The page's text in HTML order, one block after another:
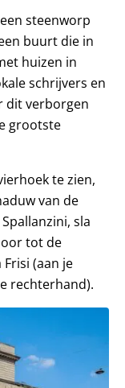
steenworp
buurt die in
huizen in
schrijvers en
dit verborgen
grootste
te zien,
van de
sla
tot de
(aan je
rechterhand).